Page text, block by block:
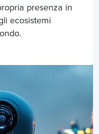
presenza in
ecosistemi